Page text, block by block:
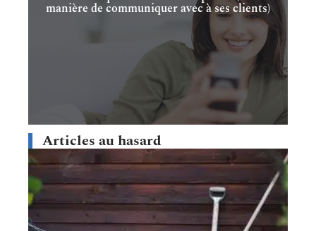
manière de communiquer avec à ses clients)
Articles au hasard